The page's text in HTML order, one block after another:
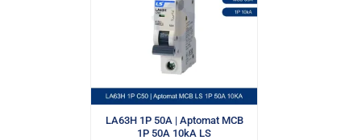
LA63H 1P 50A | Aptomat MCB
1P 50A 10kA LS